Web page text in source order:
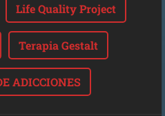
Life Quality Project
Terapia Gestalt
ADICCIONES